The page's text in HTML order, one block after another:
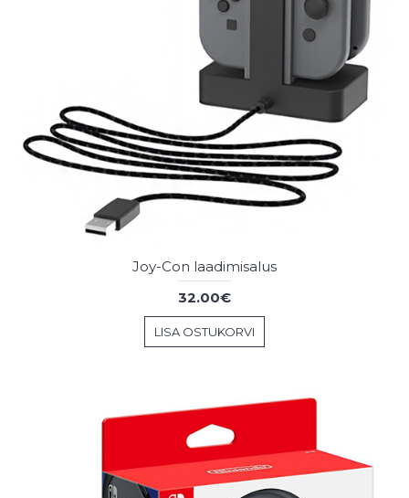
Joy-Con laadimisalus
32.00€
LISA OSTUKORVI